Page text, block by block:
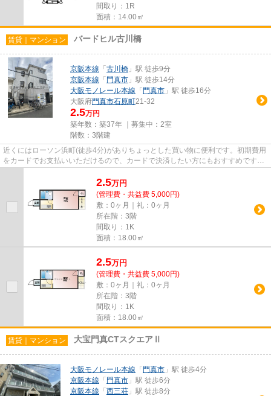
間取り：1R
面積：14.00㎡
賃貸｜マンション バードヒル古川橋
京阪本線 「 古川橋 」駅 徒歩9分
京阪本線 「 門真市 」駅 徒歩14分
大阪モノレール本線 「 門真市 」駅 徒歩16分
大阪府門真市石原町21-32
2.5万円
築年数：築37年 ｜募集中： 2室
階数：3階建
近くにはローソン浜町(徒歩4分)がありちょっとした買い物に便利です。初期費用
をカードでお支払いいただけるので、カードで決済したい方にもおすすめです。
2.5万円
(管理費・共益費 5,000円)
敷：0ヶ月｜礼：0ヶ月
所在階：3階
間取り：1K
面積：18.00㎡
2.5万円
(管理費・共益費 5,000円)
敷：0ヶ月｜礼：0ヶ月
所在階：3階
間取り：1K
面積：18.00㎡
賃貸｜マンション 大宝門真CTスクエアⅡ
大阪モノレール本線 「 門真市 」駅 徒歩4分
京阪本線 「 門真市 」駅 徒歩6分
京阪本線 「 西三荘 」駅 徒歩8分